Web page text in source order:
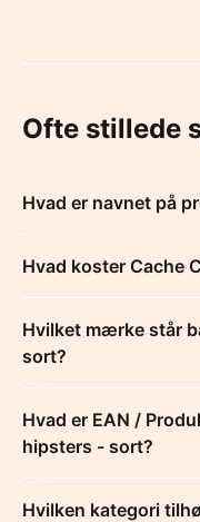
Ofte stillede
Hvad er navnet på
Hvad koster Cache
Hvilket mærke står
sort?
Hvad er EAN /
hipsters - sort?
Hvilken kategori